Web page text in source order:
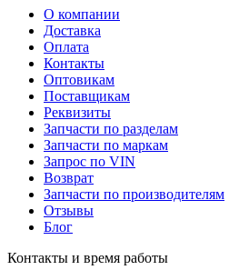
О компании
Доставка
Оплата
Контакты
Оптовикам
Поставщикам
Реквизиты
Запчасти по разделам
Запчасти по маркам
Запрос по VIN
Возврат
Запчасти по производителям
Отзывы
Блог
Контакты и время работы